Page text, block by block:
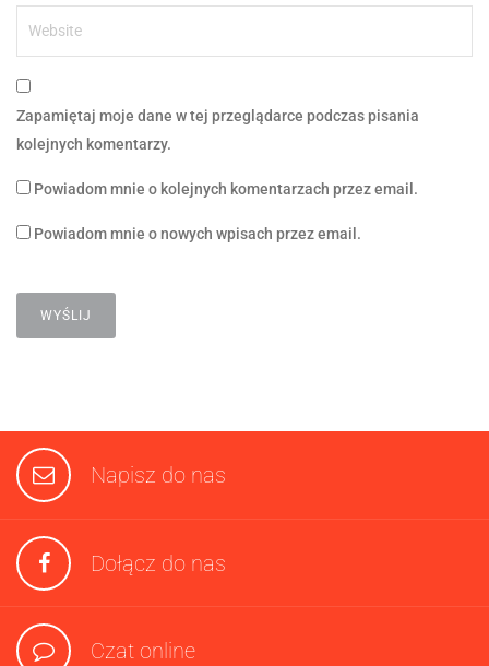
Zapamiętaj moje dane w tej przeglądarce podczas pisania
kolejnych komentarzy.
Powiadom mnie o kolejnych komentarzach przez email.
Powiadom mnie o nowych wpisach przez email.
Napisz do nas
Dołącz do nas
Czat online